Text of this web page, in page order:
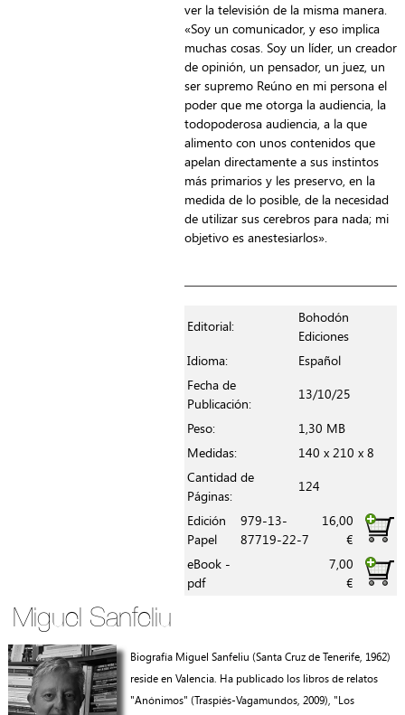
ver la televisión de la misma manera.
«Soy un comunicador, y eso implica
muchas cosas. Soy un líder, un creador
de opinión, un pensador, un juez, un
ser supremo Reúno en mi persona el
poder que me otorga la audiencia, la
todopoderosa audiencia, a la que
alimento con unos contenidos que
apelan directamente a sus instintos
más primarios y les preservo, en la
medida de lo posible, de la necesidad
de utilizar sus cerebros para nada; mi
objetivo es anestesiarlos».
Editorial:
Bohodón
Ediciones
Idioma:
Español
Fecha de
Publicación:
13/10/25
Peso:
1,30 MB
Medidas:
140 x 210 x 8
Cantidad de
Páginas:
124
Edición
Papel
979-13-
87719-22-7
16,00
€
eBook -
pdf
7,00
€
Miguel Sanfeliu
Biografía Miguel Sanfeliu (Santa Cruz de Tenerife, 1962)
reside en Valencia. Ha publicado los libros de relatos
"Anónimos" (Traspiés-Vagamundos, 2009), "Los